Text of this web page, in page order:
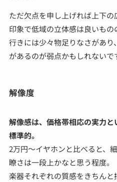
ただ欠点を申し上げれば上下
印象で低域の立体感は良いも
行きには少々物足りなさがあ
があるのが弱点かもしれないで
解像度
解像感は、価格帯相応の実力
標準的。
2万円～イヤホンと比べると、
瞭さは一段上かなと思う程度。
楽器それぞれの質感をきちん